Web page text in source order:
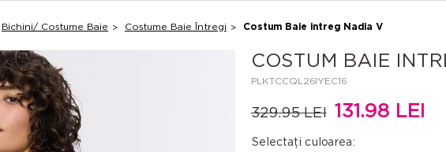
Bichini/ Costume Baie Costume Baie Întregi Costum Baie intreg Nadia V
COSTUM BAIE
PLKTCCQL26IYEC16
329.95 LEI 131.98 LEI
Selectați culoarea: